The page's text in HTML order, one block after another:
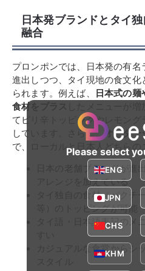
日本発ブランドとタイ
融合
プロンポンでは、日本発の有名
進出しつつ、タイ現地の食文
られます。例えば、
日本式の
食材をプラス
したメニューが
てピリ辛トッピングやレモン
しています。さらに、 オーダ
で、ローカルと日本人どちらの
日本の老舗ブランドが進
アレンジを加えている
タイ独自の食材（パクチ
等）のトッピングが可能
タイ語・日本語表記のメ
カジュアルな食堂からシ
Please select
ENG
JPN
CHS
KHM